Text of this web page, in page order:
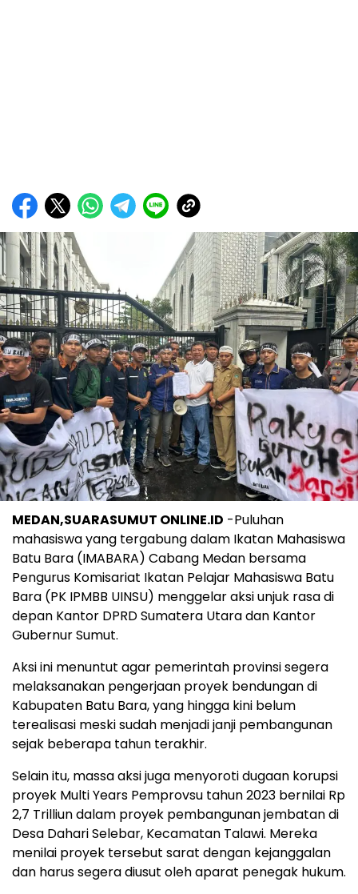
MEDAN,SUARASUMUT ONLINE.ID -Puluhan
mahasiswa yang tergabung dalam Ikatan Mahasiswa
Batu Bara (IMABARA) Cabang Medan bersama
Pengurus Komisariat Ikatan Pelajar Mahasiswa Batu
Bara (PK IPMBB UINSU) menggelar aksi unjuk rasa di
depan Kantor DPRD Sumatera Utara dan Kantor
Gubernur Sumut.
Aksi ini menuntut agar pemerintah provinsi segera
melaksanakan pengerjaan proyek bendungan di
Kabupaten Batu Bara, yang hingga kini belum
terealisasi meski sudah menjadi janji pembangunan
sejak beberapa tahun terakhir.
Selain itu, massa aksi juga menyoroti dugaan korupsi
proyek Multi Years Pemprovsu tahun 2023 bernilai Rp
2,7 Trilliun dalam proyek pembangunan jembatan di
Desa Dahari Selebar, Kecamatan Talawi. Mereka
menilai proyek tersebut sarat dengan kejanggalan
dan harus segera diusut oleh aparat penegak hukum.